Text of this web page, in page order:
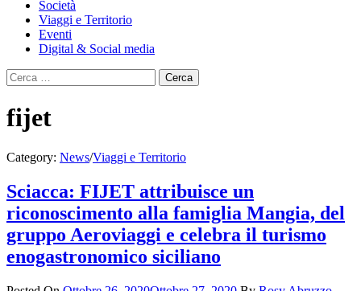
Società
Viaggi e Territorio
Eventi
Digital & Social media
Ricerca
per:
fijet
Category: News/Viaggi e Territorio
Sciacca: FIJET attribuisce un
riconoscimento alla famiglia Mangia, del
gruppo Aeroviaggi e celebra il turismo
enogastronomico siciliano